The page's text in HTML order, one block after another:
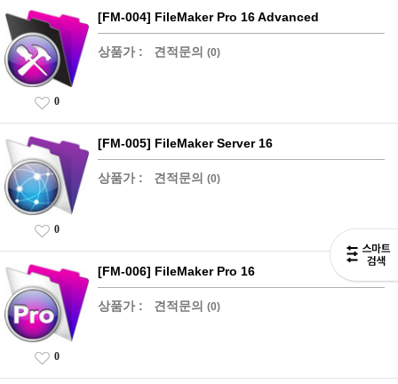
[FM-004] FileMaker Pro 16 Advanced
상품가 : 견적문의 (0)
0
[FM-005] FileMaker Server 16
상품가 : 견적문의 (0)
0
[FM-006] FileMaker Pro 16
상품가 : 견적문의 (0)
0